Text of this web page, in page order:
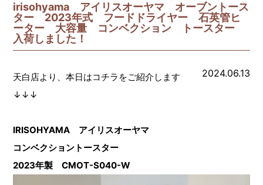
irisohyama アイリスオーヤマ オーブントース
ター 2023年式 フードドライヤー 石英管ヒ
ーター 大容量 コンベクション トースター
入荷しました！
2024.06.13
天白店より、本日はコチラをご紹介します
↓↓↓
IRISOHYAMA アイリスオーヤマ
コンベクショントースター
2023年製 CMOT-S040-W